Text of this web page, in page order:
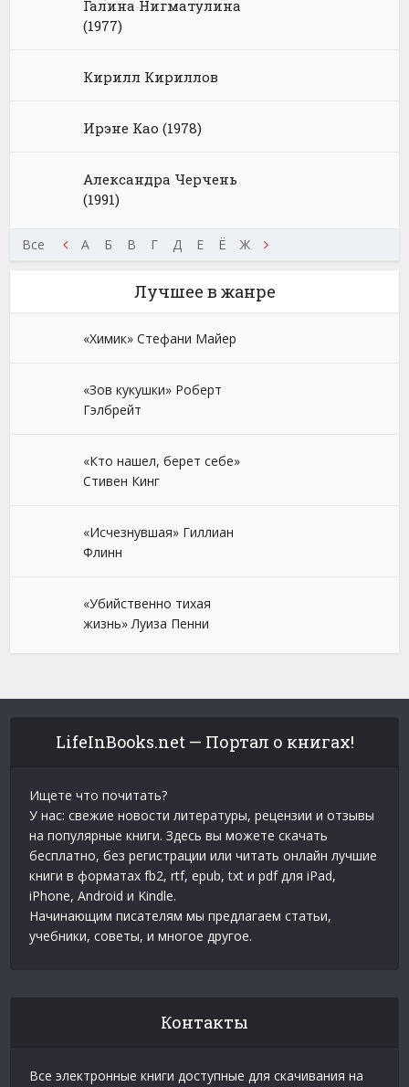
Галина Нигматулина
(1977)
Кирилл Кириллов
Ирэне Као (1978)
Александра Черчень
(1991)
Все
Ю Я А Б В Г Д Е Ё Ж З
Лучшее в жанре
«Химик» Стефани Майер
«Зов кукушки» Роберт
Гэлбрейт
«Кто нашел, берет себе»
Стивен Кинг
«Исчезнувшая» Гиллиан
Флинн
«Убийственно тихая
жизнь» Луиза Пенни
LifeInBooks.net — Портал о книгах!
Ищете что почитать?
У нас: свежие новости литературы, рецензии и отзывы
на популярные книги. Здесь вы можете скачать
бесплатно, без регистрации или читать онлайн лучшие
книги в форматах fb2, rtf, epub, txt и pdf для iPad,
iPhone, Android и Kindle.
Начинающим писателям мы предлагаем статьи,
учебники, советы, и многое другое.
Контакты
Все электронные книги доступные для скачивания на